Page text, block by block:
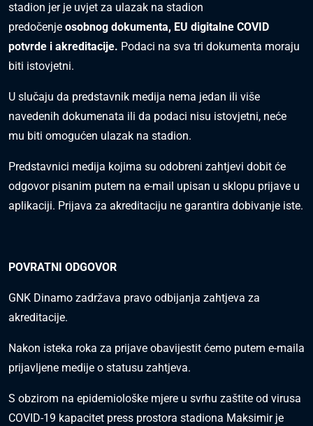
stadion jer je uvjet za ulazak na stadion
predočenje osobnog dokumenta, EU digitalne COVID
potvrde i akreditacije. Podaci na sva tri dokumenta moraju
biti istovjetni.
U slučaju da predstavnik medija nema jedan ili više
navedenih dokumenata ili da podaci nisu istovjetni, neće
mu biti omogućen ulazak na stadion.
Predstavnici medija kojima su odobreni zahtjevi dobit će
odgovor pisanim putem na e-mail upisan u sklopu prijave u
aplikaciji. Prijava za akreditaciju ne garantira dobivanje iste.
POVRATNI ODGOVOR
GNK Dinamo zadržava pravo odbijanja zahtjeva za
akreditacije.
Nakon isteka roka za prijave obavijestit ćemo putem e-maila
prijavljene medije o statusu zahtjeva.
S obzirom na epidemiološke mjere u svrhu zaštite od virusa
COVID-19 kapacitet press prostora stadiona Maksimir je